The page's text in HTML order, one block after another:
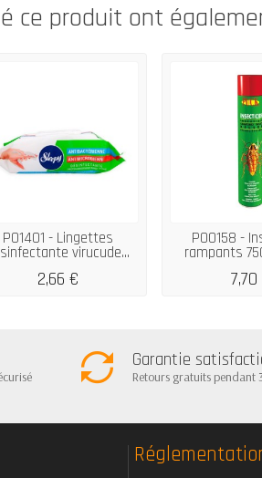
ce produit ont
P01401 - Lingettes
virucude...
2,66 €
P00158 -
rampants
Garantie
Retours gratuits pendant